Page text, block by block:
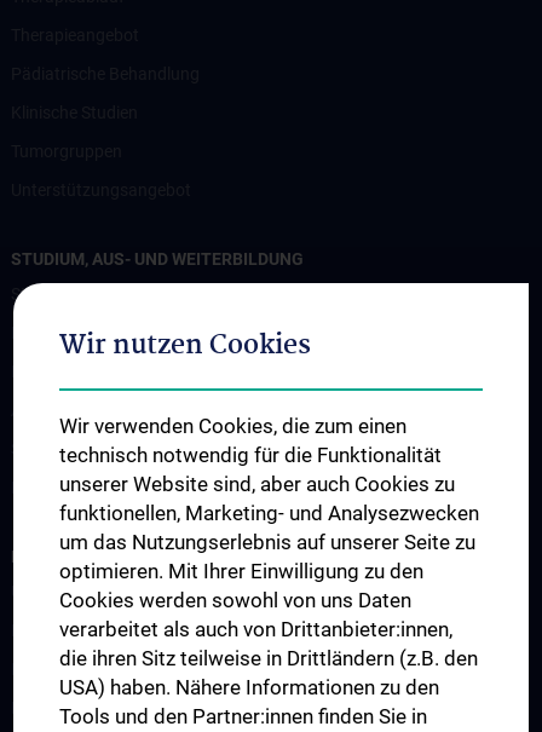
STUDIUM, AUS- UND WEITERBILDUNG
Studium und Lehre
Klinisch Praktisches Jahr (KPJ)
Summer school
Fortbildung
FORSCHUNG
Übersicht
Forschungsbereiche
Infrastruktur
Drittmittelfinanzierte Projekte
Wir nutzen Cookies
Wir verwenden Cookies, die zum einen
technisch notwendig für die Funktionalität
unserer Website sind, aber auch Cookies zu
funktionellen, Marketing- und Analysezwecken
um das Nutzungserlebnis auf unserer Seite zu
optimieren. Mit Ihrer Einwilligung zu den
Cookies werden sowohl von uns Daten
verarbeitet als auch von Drittanbieter:innen,
die ihren Sitz teilweise in Drittländern (z.B. den
USA) haben. Nähere Informationen zu den
Tools und den Partner:innen finden Sie in